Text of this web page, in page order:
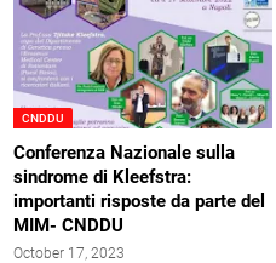
CNDDU
Conferenza Nazionale sulla
sindrome di Kleefstra:
importanti risposte da parte del
MIM- CNDDU
October 17, 2023